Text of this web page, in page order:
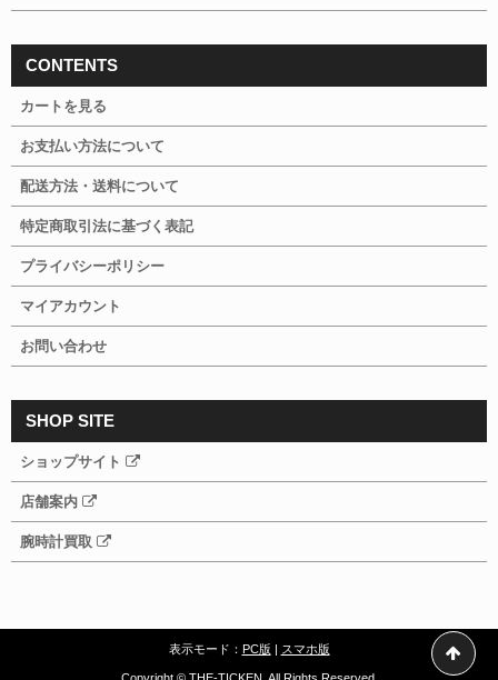
CONTENTS
カートを見る
お支払い方法について
配送方法・送料について
特定商取引法に基づく表記
プライバシーポリシー
マイアカウント
お問い合わせ
SHOP SITE
ショップサイト
店舗案内
腕時計買取
表示モード： PC版 | スマホ版